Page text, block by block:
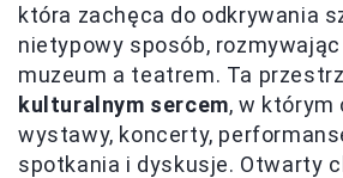
która zachęca do odkrywania
nietypowy sposób,
muzeum a teatrem. Ta
kulturalnym sercem, w którym
wystawy, koncerty,
spotkania i dyskusje. Otwarty